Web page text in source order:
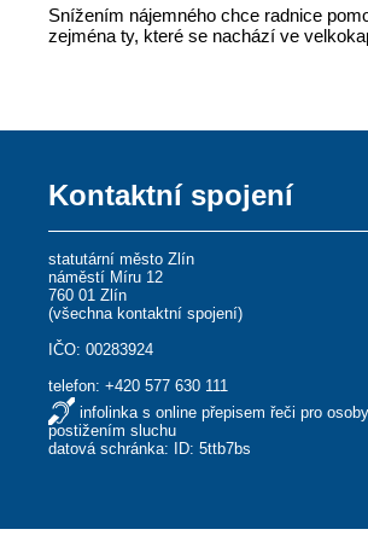
Snížením nájemného chce radnice
zejména ty, které se nachází ve
Kontaktní spojení
statutární město Zlín
náměstí Míru 12
760 01 Zlín
(všechna kontaktní spojení)
IČO: 00283924
telefon:+420 577 630 111
infolinka s online přepisem řeči pro
postižením sluchu
datová schránka: ID: 5ttb7bs